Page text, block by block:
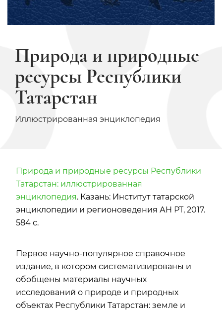
Природа и природные
ресурсы Республики
Татарстан
Иллюстрированная энциклопедия
Природа и природные ресурсы Республики
Татарстан: иллюстрированная
энциклопедия. Казань: Институт татарской
энциклопедии и регионоведения АН РТ, 2017.
584 с.
Первое научно-популярное справочное
издание, в котором систематизированы и
обобщены материалы научных
исследований о природе и природных
объектах Республики Татарстан: земле и